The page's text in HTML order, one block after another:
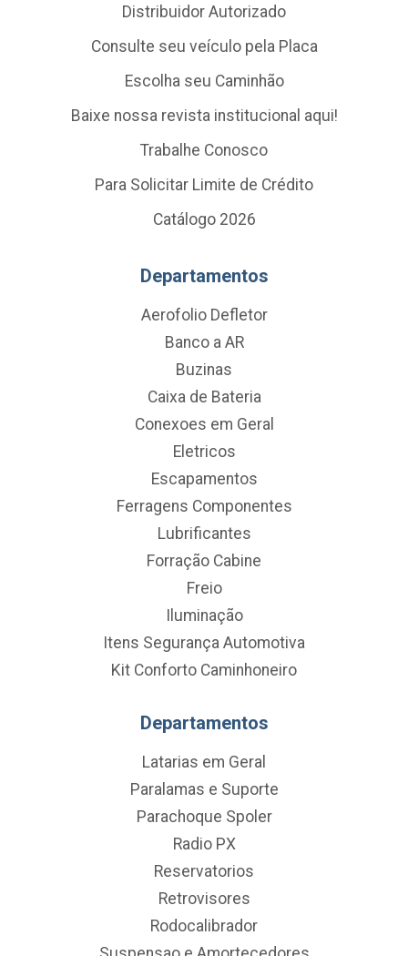
Distribuidor Autorizado
Consulte seu veículo pela Placa
Escolha seu Caminhão
Baixe nossa revista institucional aqui!
Trabalhe Conosco
Para Solicitar Limite de Crédito
Catálogo 2026
Departamentos
Aerofolio Defletor
Banco a AR
Buzinas
Caixa de Bateria
Conexoes em Geral
Eletricos
Escapamentos
Ferragens Componentes
Lubrificantes
Forração Cabine
Freio
Iluminação
Itens Segurança Automotiva
Kit Conforto Caminhoneiro
Departamentos
Latarias em Geral
Paralamas e Suporte
Parachoque Spoler
Radio PX
Reservatorios
Retrovisores
Rodocalibrador